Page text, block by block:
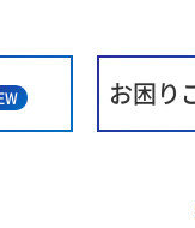
お困り